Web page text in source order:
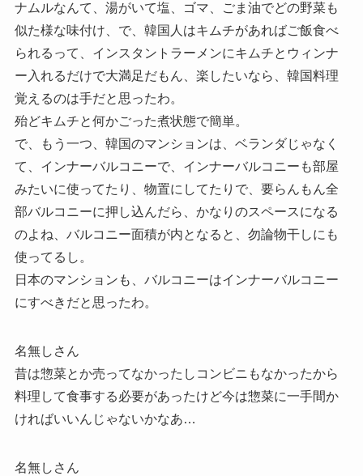
ナムルなんて、湯がいて塩、ゴマ、ごま油でどの野菜も
似た様な味付け、で、韓国人はキムチがあればご飯食べ
られるって、インスタントラーメンにキムチとウィンナ
ー入れるだけで大満足だもん、楽したいなら、韓国料理
覚えるのは手だと思ったわ。
殆どキムチと何かごった煮状態で簡単。
で、もう一つ、韓国のマンションは、ベランダじゃなく
て、インナーバルコニーで、インナーバルコニーも部屋
みたいに使ってたり、物置にしてたりで、要らんもん全
部バルコニーに押し込んだら、かなりのスペースになる
のよね、バルコニー面積が内となると、勿論物干しにも
使ってるし。
日本のマンションも、バルコニーはインナーバルコニー
にすべきだと思ったわ。
名無しさん
昔は惣菜とか売ってなかったしコンビニもなかったから
料理して食事する必要があったけど今は惣菜に一手間か
ければいいんじゃないかなあ…
名無しさん